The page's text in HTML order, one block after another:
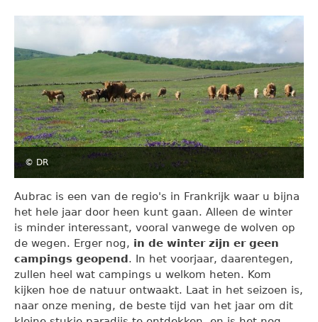
© DR
Aubrac is een van de regio's in Frankrijk waar u bijna
het hele jaar door heen kunt gaan. Alleen de winter
is minder interessant, vooral vanwege de wolven op
de wegen. Erger nog, in de winter zijn er geen
campings geopend. In het voorjaar, daarentegen,
zullen heel wat campings u welkom heten. Kom
kijken hoe de natuur ontwaakt. Laat in het seizoen is,
naar onze mening, de beste tijd van het jaar om dit